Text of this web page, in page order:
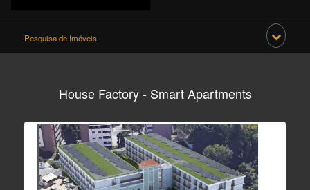
Pesquisa de Imóveis
House Factory - Smart Apartments